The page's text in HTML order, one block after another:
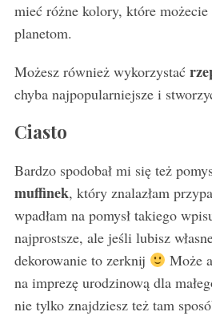
mieć różne kolory, które
planetom.
Możesz również wykorzystać
chyba najpopularniejsze i
Ciasto
Bardzo spodobał mi się też
muffinek, który znalazłam
wpadłam na pomysł takiego
najprostsze, ale jeśli lubisz
dekorowanie to zerknij
Może
na imprezę urodzinową dla
nie tylko znajdziesz też tam
S
e
r
c
h